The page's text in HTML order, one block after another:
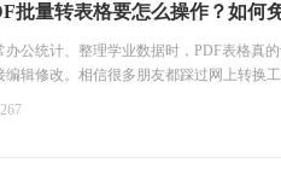
批量转表格要怎么操作？如何
办公统计、整理学业数据时，PDF表格真
编辑修改。相信很多朋友都踩过网上转换
批量处理更是想都别想。我试了不少PDF
267